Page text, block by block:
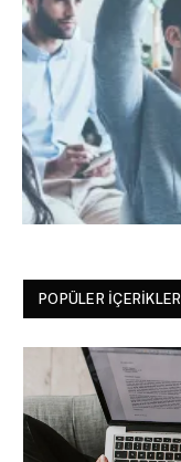
POPÜLER İÇERIKLER